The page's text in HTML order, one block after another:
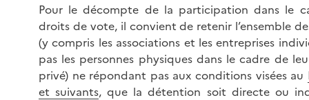
Pour le décompte de la participation dans le
droits de vote, il convient de retenir l’ensemble
(y compris les associations et les entreprises
pas les personnes physiques dans le cadre de
privé) ne répondant pas aux conditions visées au
et suivants, que la détention soit directe ou